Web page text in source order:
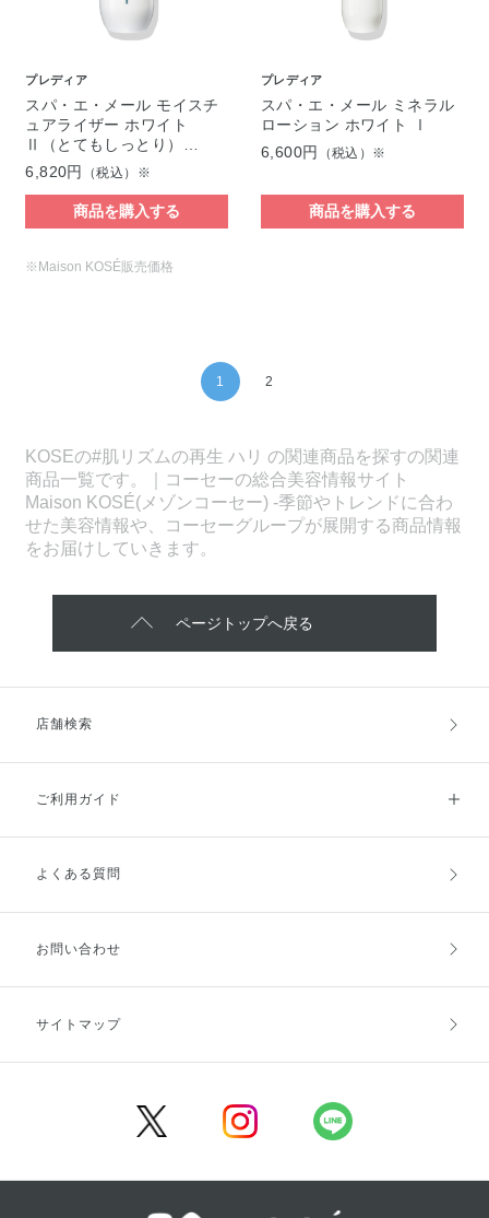
プレディア
スパ・エ・メール モイスチ
ュアライザー ホワイト
Ⅱ（とてもしっとり）…
6,820円
（税込）※
商品を購入する
プレディア
スパ・エ・メール ミネラル
ローション ホワイト Ⅰ
6,600円
（税込）※
商品を購入する
※Maison KOSÉ販売価格
1 2
KOSEの#肌リズムの再生 ハリ の関連商品を探すの関連
商品一覧です。｜コーセーの総合美容情報サイト
Maison KOSÉ(メゾンコーセー) -季節やトレンドに合わ
せた美容情報や、コーセーグループが展開する商品情報
をお届けしていきます。
ページトップへ戻る
店舗検索
ご利用ガイド
ご利用ガイドトップ
お支払方法
キャンセル・返品・交換
よくある質問
お問い合わせ
サイトマップ